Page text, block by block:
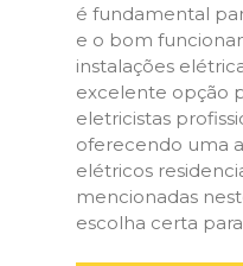
é fundamental
e o bom
instalações
excelente opção
eletricistas
oferecendo uma
elétricos
mencionadas
escolha certa para